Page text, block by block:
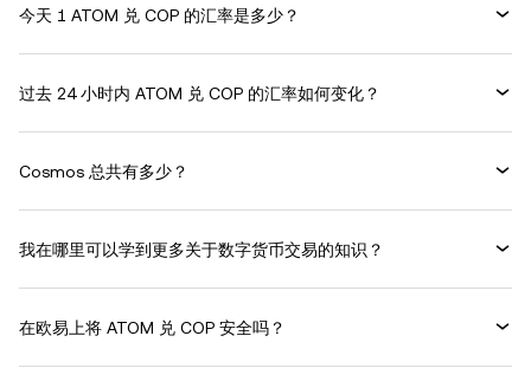
今天 1 ATOM 兑 COP 的汇率是多少？
过去 24 小时内 ATOM 兑 COP 的汇率如何变化？
Cosmos 总共有多少？
我在哪里可以学到更多关于数字货币交易的知识？
在欧易上将 ATOM 兑 COP 安全吗？